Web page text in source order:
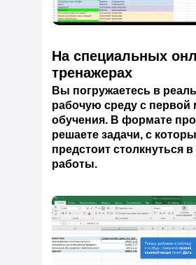
На специальных
тренажерах
Вы погружаетесь в
рабочую среду с первой
обучения. В формате
решаете задачи, с
предстоит столкнуться
работы.